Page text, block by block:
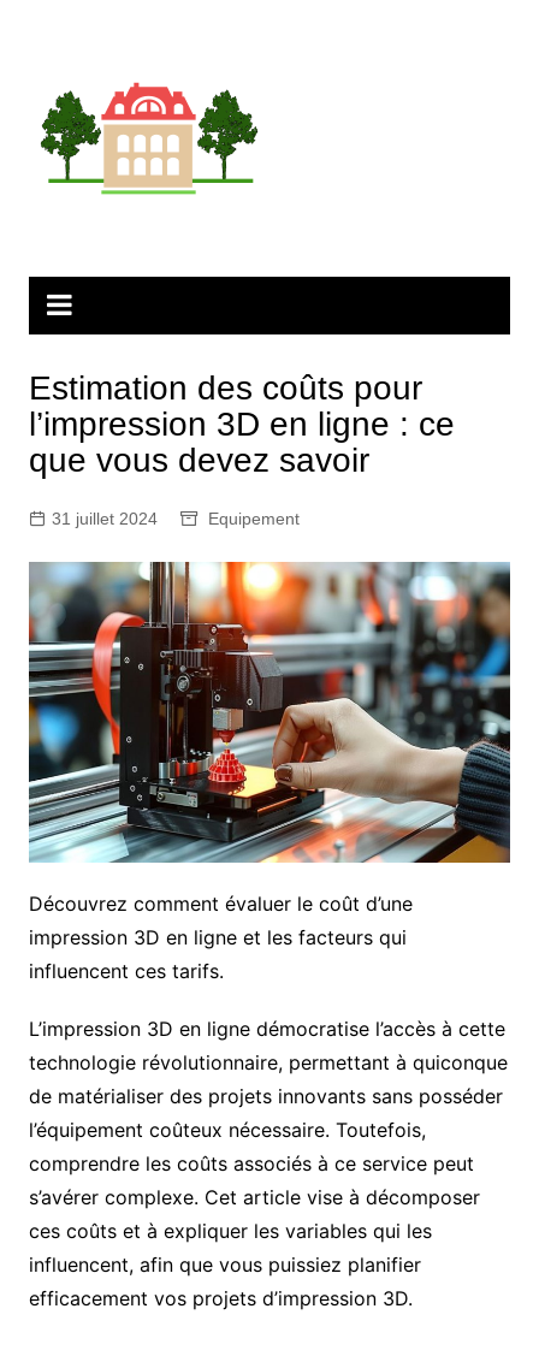
Estimation des coûts pour
l’impression 3D en ligne : ce
que vous devez savoir
31 juillet 2024 Equipement
Découvrez comment évaluer le coût d’une
impression 3D en ligne et les facteurs qui
influencent ces tarifs.
L’impression 3D en ligne démocratise l’accès à cette
technologie révolutionnaire, permettant à quiconque
de matérialiser des projets innovants sans posséder
l’équipement coûteux nécessaire. Toutefois,
comprendre les coûts associés à ce service peut
s’avérer complexe. Cet article vise à décomposer
ces coûts et à expliquer les variables qui les
influencent, afin que vous puissiez planifier
efficacement vos projets d’impression 3D.